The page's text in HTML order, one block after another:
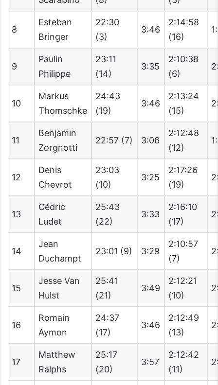
8
Esteban
Bringer
22:30
(3)
3:46
2:14:58
(16)
9
Paulin
Philippe
23:11
(14)
3:35
2:10:38
(6)
10
Markus
Thomschke
24:43
(19)
3:46
2:13:24
(15)
11
Benjamin
Zorgnotti
22:57 (7) 3:06
2:12:48
(12)
12
Denis
Chevrot
23:03
(10)
3:25
2:17:26
(19)
13
Cédric
Ludet
25:43
(22)
3:33
2:16:10
(17)
14
Jean
Duchampt
23:01 (9) 3:29
2:10:57
(7)
15
Jesse Van
Hulst
25:41
(21)
3:49
2:12:21
(10)
16
Romain
Aymon
24:37
(17)
3:46
2:12:49
(13)
17
Matthew
Ralphs
25:17
(20)
3:57
2:12:42
(11)